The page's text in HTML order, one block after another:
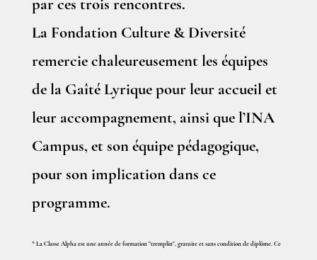
par ces trois rencontres.
La Fondation Culture & Diversité
remercie chaleureusement les équipes
de la Gaîté Lyrique pour leur accueil et
leur accompagnement, ainsi que l’INA
Campus, et son équipe pédagogique,
pour son implication dans ce
programme.
* La Classe Alpha est une année de formation "tremplin", gratuite et sans condition de diplôme. Ce